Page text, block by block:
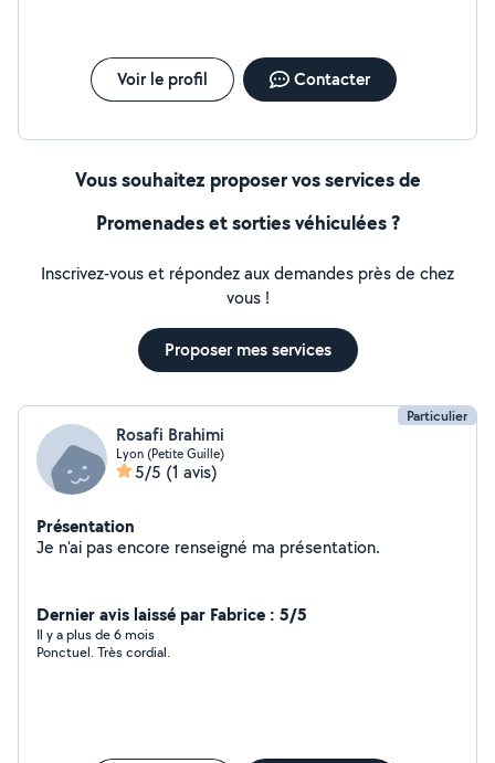
Voir le profil Contacter
Vous souhaitez proposer vos services de
Promenades et sorties véhiculées ?
Inscrivez-vous et répondez aux demandes près de chez
vous !
Proposer mes services
Particulier
Rosafi Brahimi
Lyon (Petite Guille)
5/5 (1 avis)
Présentation
Je n'ai pas encore renseigné ma présentation.
Dernier avis laissé par Fabrice : 5/5
Il y a plus de 6 mois
Ponctuel. Très cordial.